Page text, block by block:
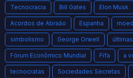
Tecnocracia Bill Gates Elon Musk
Acordos de Abraão Espanha
simbolismo George Orwell
Fórum Econômico Mundial Fifa a
tecnocratas Sociedades Secretas